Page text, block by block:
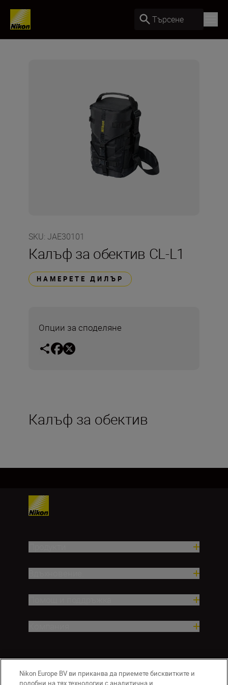
Търсене
SKU: JAE30101
Калъф за обектив CL-L1
НАМЕРЕТЕ ДИЛЪР
Опции за споделяне
Калъф за обектив
Nikon Europe BV ви приканва да приемете бисквитките и
подобни на тях технологии с аналитична и